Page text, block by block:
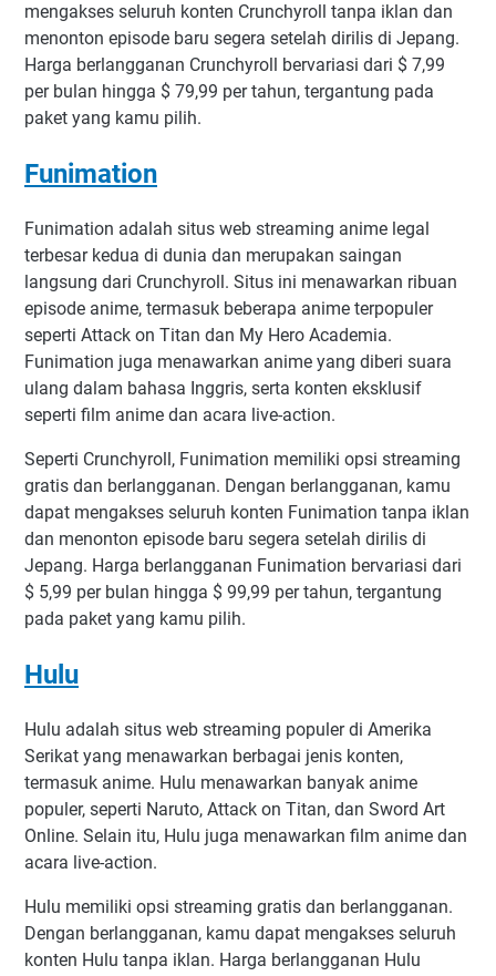
mengakses seluruh konten Crunchyroll tanpa iklan dan
menonton episode baru segera setelah dirilis di Jepang.
Harga berlangganan Crunchyroll bervariasi dari $ 7,99
per bulan hingga $ 79,99 per tahun, tergantung pada
paket yang kamu pilih.
Funimation
Funimation adalah situs web streaming anime legal
terbesar kedua di dunia dan merupakan saingan
langsung dari Crunchyroll. Situs ini menawarkan ribuan
episode anime, termasuk beberapa anime terpopuler
seperti Attack on Titan dan My Hero Academia.
Funimation juga menawarkan anime yang diberi suara
ulang dalam bahasa Inggris, serta konten eksklusif
seperti film anime dan acara live-action.
Seperti Crunchyroll, Funimation memiliki opsi streaming
gratis dan berlangganan. Dengan berlangganan, kamu
dapat mengakses seluruh konten Funimation tanpa iklan
dan menonton episode baru segera setelah dirilis di
Jepang. Harga berlangganan Funimation bervariasi dari
$ 5,99 per bulan hingga $ 99,99 per tahun, tergantung
pada paket yang kamu pilih.
Hulu
Hulu adalah situs web streaming populer di Amerika
Serikat yang menawarkan berbagai jenis konten,
termasuk anime. Hulu menawarkan banyak anime
populer, seperti Naruto, Attack on Titan, dan Sword Art
Online. Selain itu, Hulu juga menawarkan film anime dan
acara live-action.
Hulu memiliki opsi streaming gratis dan berlangganan.
Dengan berlangganan, kamu dapat mengakses seluruh
konten Hulu tanpa iklan. Harga berlangganan Hulu